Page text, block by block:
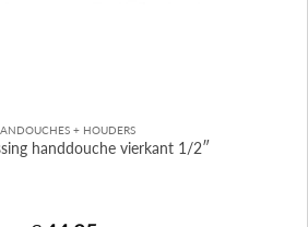
+ HOUDERS
handdouche vierkant 1/2″